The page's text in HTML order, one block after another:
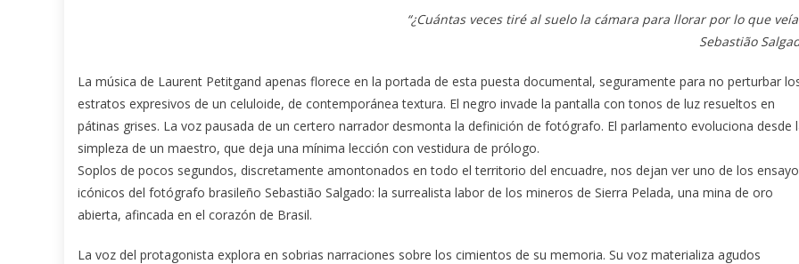
“¿Cuántas veces tiré al suelo la cámara para llorar por lo que
Sebastião
La música de Laurent Petitgand apenas florece en la portada de esta puesta documental, seguramente para no perturbar
estratos expresivos de un celuloide, de contemporánea textura. El negro invade la pantalla con tonos de luz resueltos en
pátinas grises. La voz pausada de un certero narrador desmonta la definición de fotógrafo. El parlamento evoluciona desde
simpleza de un maestro, que deja una mínima lección con vestidura de prólogo.
Soplos de pocos segundos, discretamente amontonados en todo el territorio del encuadre, nos dejan ver uno de los
icónicos del fotógrafo brasileño Sebastião Salgado: la surrealista labor de los mineros de Sierra Pelada, una mina de oro
abierta, afincada en el corazón de Brasil.
La voz del protagonista explora en sobrias narraciones sobre los cimientos de su memoria. Su voz materializa agudos